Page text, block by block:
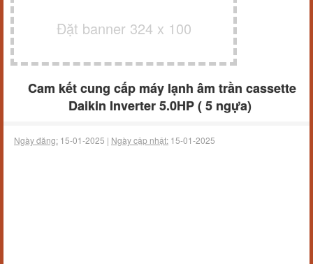
Đặt banner 324 x 100
Cam kết cung cấp máy lạnh âm trần cassette
Daikin Inverter 5.0HP ( 5 ngựa)
Ngày đăng: 15-01-2025 | Ngày cập nhật: 15-01-2025